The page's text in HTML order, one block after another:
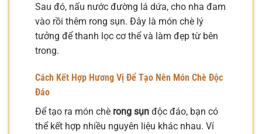
Sau đó, nấu nước đường lá dứa, cho nha đam
vào rồi thêm rong sụn. Đây là món chè lý
tưởng để thanh lọc cơ thể và làm đẹp từ bên
trong.
Cách Kết Hợp Hương Vị Để Tạo Nên Món Chè Độc
Đáo
Để tạo ra món chè rong sụn độc đáo, bạn có
thể kết hợp nhiều nguyên liệu khác nhau. Ví